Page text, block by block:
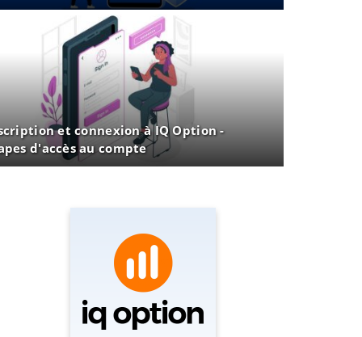
et connexion à IQ Option -
d'accès au compte